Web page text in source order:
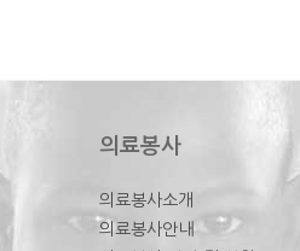
의료봉사
의료봉사소개
의료봉사안내